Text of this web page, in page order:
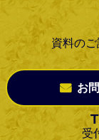
資料の
お
受